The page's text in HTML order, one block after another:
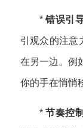
*错误引
引观众的注意
在另一边。例
你的手在悄悄
*节奏控